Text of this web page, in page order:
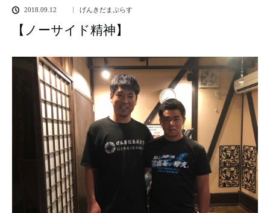
2018.09.12 げんきだまぷらす
【ノーサイド精神】